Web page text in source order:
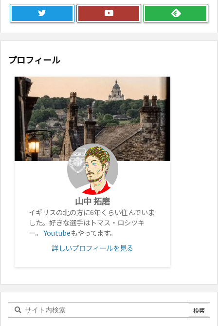
プロフィール
山中 拓磨
イギリスの北の方に6年くらい住んでいま
した。好きな選手はトマス・ロシツキ
ー。Youtubeもやってます。
詳しいプロフィールを見る